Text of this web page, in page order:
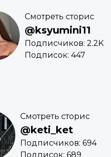
Смотреть сторис
@ksyumini11
Подписчиков: 2.2K
Подписок: 447
Смотреть сторис
@keti_ket
Подписчиков: 694
Подписок: 689